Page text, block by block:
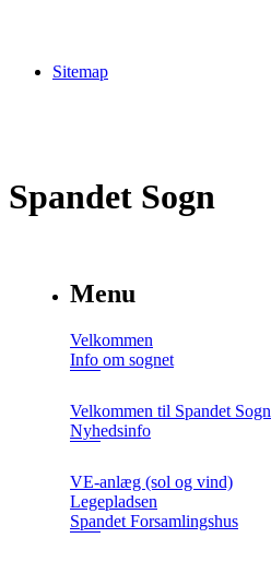
Sitemap
Spandet Sogn
Menu
Velkommen
Info om sognet
Velkommen til Spandet Sogn
Nyhedsinfo
VE-anlæg (sol og vind)
Legepladsen
Spandet Forsamlingshus